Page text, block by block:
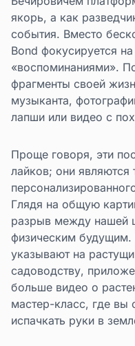
якорь, а как
события. Вместо
Bond фокусируется
«воспоминаниями».
фрагменты своей
музыканта,
лапши или видео с
Проще говоря, эти
лайков; они
Глядя на общую
разрыв между нашей
физическим будущим.
указывают на
садоводству,
больше видео о
мастер-класс, где
испачкать руки в